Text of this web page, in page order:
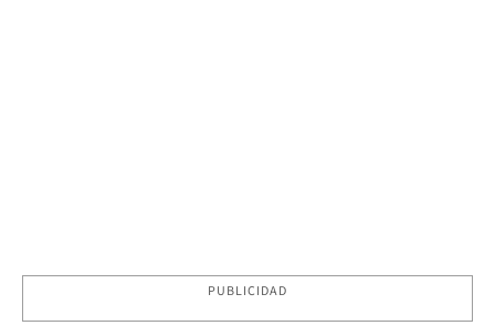
PUBLICIDAD